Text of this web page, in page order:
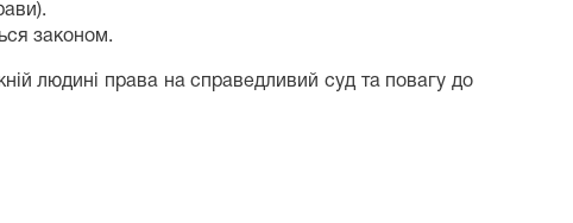
законом.
людині права на справедливий суд та повагу до